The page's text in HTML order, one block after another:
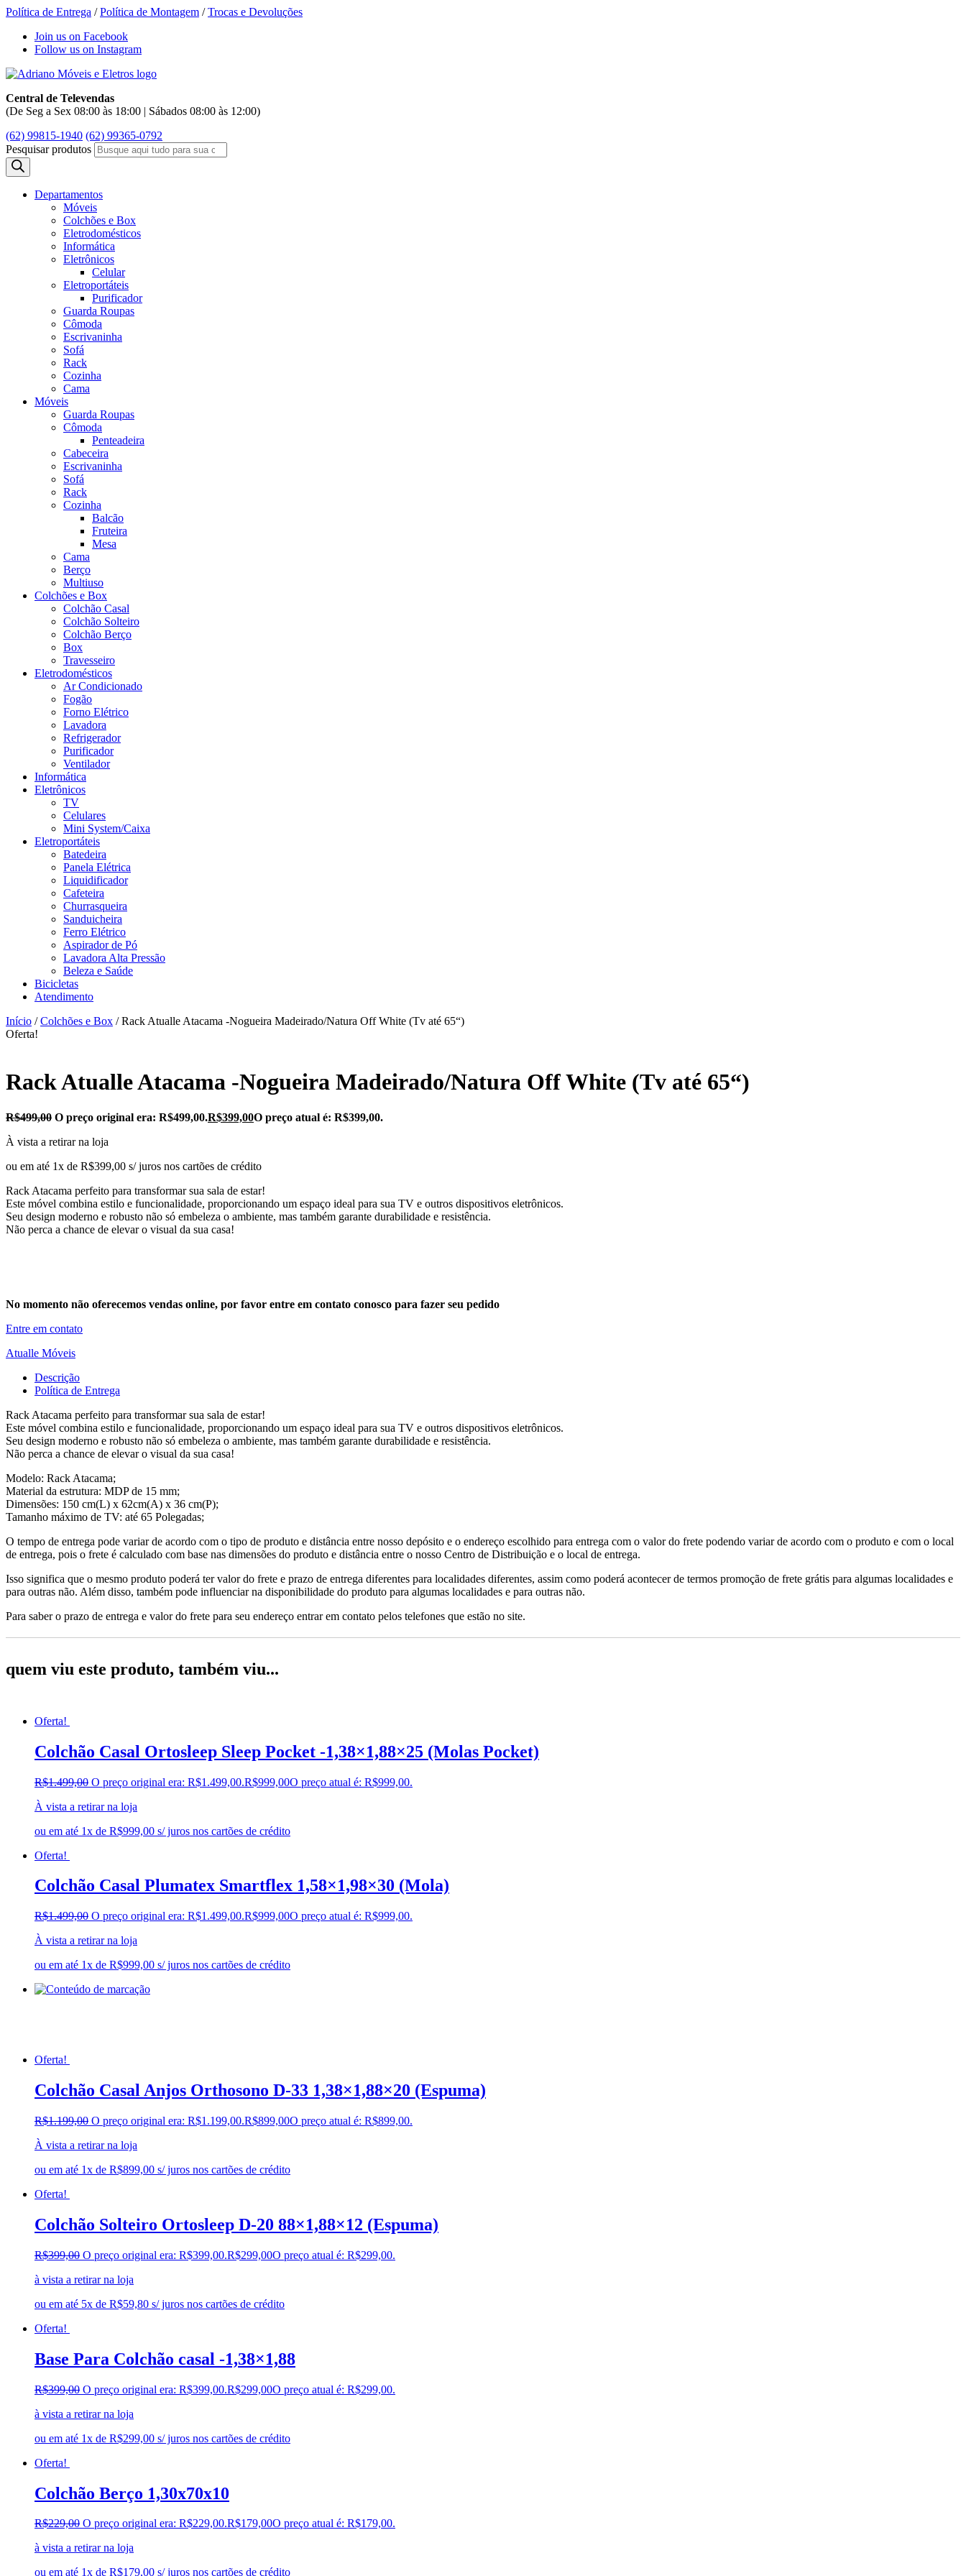
Política de Entrega /Política de Montagem /Trocas e Devoluções
Join us on Facebook
Follow us on Instagram
Central de Televendas
(De Seg a Sex 08:00 às 18:00 | Sábados 08:00 às 12:00)
(62) 99815-1940 (62) 99365-0792
Pesquisar produtos
Departamentos
Móveis
Colchões e Box
Eletrodomésticos
Informática
Eletrônicos
Celular
Eletroportáteis
Purificador
Guarda Roupas
Cômoda
Escrivaninha
Sofá
Rack
Cozinha
Cama
Móveis
Guarda Roupas
Cômoda
Penteadeira
Cabeceira
Escrivaninha
Sofá
Rack
Cozinha
Balcão
Fruteira
Mesa
Cama
Berço
Multiuso
Colchões e Box
Colchão Casal
Colchão Solteiro
Colchão Berço
Box
Travesseiro
Eletrodomésticos
Ar Condicionado
Fogão
Forno Elétrico
Lavadora
Refrigerador
Purificador
Ventilador
Informática
Eletrônicos
TV
Celulares
Mini System/Caixa
Eletroportáteis
Batedeira
Panela Elétrica
Liquidificador
Cafeteira
Churrasqueira
Sanduicheira
Ferro Elétrico
Aspirador de Pó
Lavadora Alta Pressão
Beleza e Saúde
Bicicletas
Atendimento
Início /Colchões e Box / Rack Atualle Atacama -Nogueira Madeirado/Natura Off White (Tv até 65“)
Oferta!
Rack Atualle Atacama -Nogueira Madeirado/Natura Off White (Tv até 65“)
R$499,00 O preço original era: R$499,00.R$399,00O preço atual é: R$399,00.
À vista a retirar na loja
ou em até 1x de R$399,00 s/ juros nos cartões de crédito
Rack Atacama perfeito para transformar sua sala de estar!
Este móvel combina estilo e funcionalidade, proporcionando um espaço ideal para sua TV e outros dispositivos eletrônicos.
Seu design moderno e robusto não só embeleza o ambiente, mas também garante durabilidade e resistência.
Não perca a chance de elevar o visual da sua casa!
No momento não oferecemos vendas online, por favor entre em contato conosco para fazer seu pedido
Entre em contato
Atualle Móveis
Descrição
Política de Entrega
Rack Atacama perfeito para transformar sua sala de estar!
Este móvel combina estilo e funcionalidade, proporcionando um espaço ideal para sua TV e outros dispositivos eletrônicos.
Seu design moderno e robusto não só embeleza o ambiente, mas também garante durabilidade e resistência.
Não perca a chance de elevar o visual da sua casa!
Modelo: Rack Atacama;
Material da estrutura: MDP de 15 mm;
Dimensões: 150 cm(L) x 62cm(A) x 36 cm(P);
Tamanho máximo de TV: até 65 Polegadas;
O tempo de entrega pode variar de acordo com o tipo de produto e distância entre nosso depósito e o endereço escolhido para entrega com o valor do frete podendo variar de acordo com o produto e com o local
de entrega, pois o frete é calculado com base nas dimensões do produto e distância entre o nosso Centro de Distribuição e o local de entrega.
Isso significa que o mesmo produto poderá ter valor do frete e prazo de entrega diferentes para localidades diferentes, assim como poderá acontecer de termos promoção de frete grátis para algumas localidades e
para outras não. Além disso, também pode influenciar na disponibilidade do produto para algumas localidades e para outras não.
Para saber o prazo de entrega e valor do frete para seu endereço entrar em contato pelos telefones que estão no site.
quem viu este produto, também viu...
Oferta!
Colchão Casal Ortosleep Sleep Pocket -1,38×1,88×25 (Molas Pocket)
R$1.499,00 O preço original era: R$1.499,00.R$999,00O preço atual é: R$999,00.
À vista a retirar na loja
ou em até 1x de R$999,00 s/ juros nos cartões de crédito
Oferta!
Colchão Casal Plumatex Smartflex 1,58×1,98×30 (Mola)
R$1.499,00 O preço original era: R$1.499,00.R$999,00O preço atual é: R$999,00.
À vista a retirar na loja
ou em até 1x de R$999,00 s/ juros nos cartões de crédito
Oferta!
Colchão Casal Anjos Orthosono D-33 1,38×1,88×20 (Espuma)
R$1.199,00 O preço original era: R$1.199,00.R$899,00O preço atual é: R$899,00.
À vista a retirar na loja
ou em até 1x de R$899,00 s/ juros nos cartões de crédito
Oferta!
Colchão Solteiro Ortosleep D-20 88×1,88×12 (Espuma)
R$399,00 O preço original era: R$399,00.R$299,00O preço atual é: R$299,00.
à vista a retirar na loja
ou em até 5x de R$59,80 s/ juros nos cartões de crédito
Oferta!
Base Para Colchão casal -1,38×1,88
R$399,00 O preço original era: R$399,00.R$299,00O preço atual é: R$299,00.
à vista a retirar na loja
ou em até 1x de R$299,00 s/ juros nos cartões de crédito
Oferta!
Colchão Berço 1,30x70x10
R$229,00 O preço original era: R$229,00.R$179,00O preço atual é: R$179,00.
à vista a retirar na loja
ou em até 1x de R$179,00 s/ juros nos cartões de crédito